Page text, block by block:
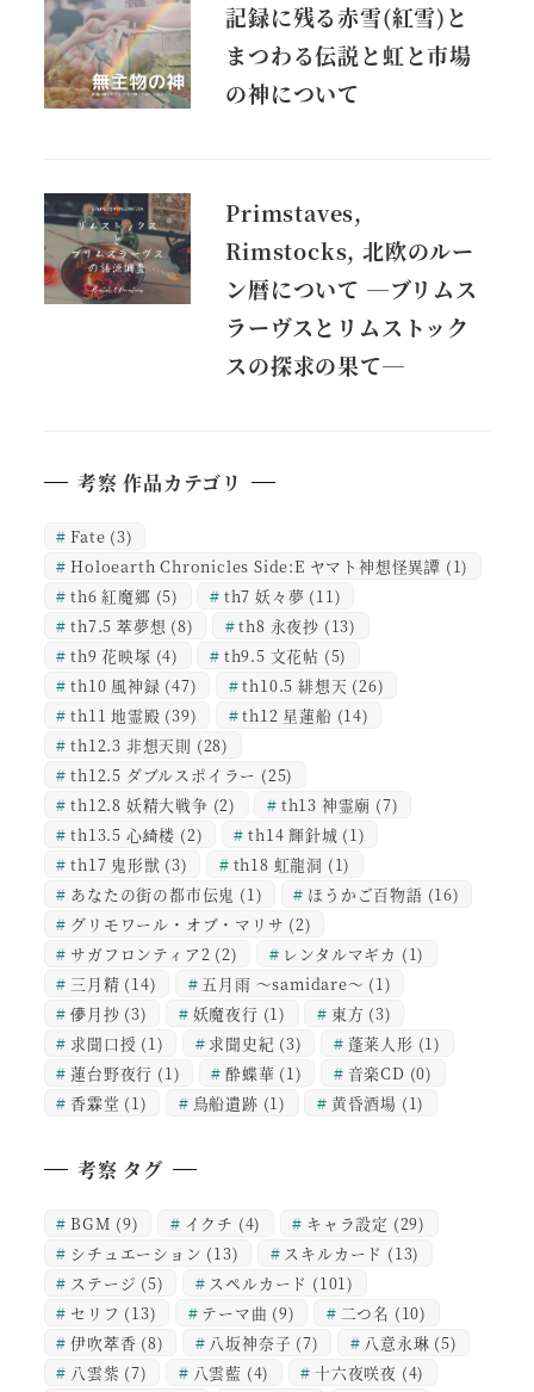
記録に残る赤雪(紅雪)と
まつわる伝説と虹と市場
の神について
Primstaves,
Rimstocks, 北欧のルー
ン暦について ―ブリムス
ラーヴスとリムストック
スの探求の果て―
考察 作品カテゴリ
Fate (3)
Holoearth Chronicles Side:E ヤマト神想怪異譚 (1)
th6 紅魔郷 (5) th7 妖々夢 (11)
th7.5 萃夢想 (8) th8 永夜抄 (13)
th9 花映塚 (4) th9.5 文花帖 (5)
th10 風神録 (47) th10.5 緋想天 (26)
th11 地霊殿 (39) th12 星蓮船 (14)
th12.3 非想天則 (28)
th12.5 ダブルスポイラー (25)
th12.8 妖精大戦争 (2) th13 神霊廟 (7)
th13.5 心綺楼 (2) th14 輝針城 (1)
th17 鬼形獣 (3) th18 虹龍洞 (1)
あなたの街の都市伝鬼 (1) ほうかご百物語 (16)
グリモワール・オブ・マリサ (2)
サガフロンティア2 (2) レンタルマギカ (1)
三月精 (14) 五月雨 ～samidare～ (1)
儚月抄 (3) 妖魔夜行 (1) 東方 (3)
求聞口授 (1) 求聞史紀 (3) 蓬莱人形 (1)
蓮台野夜行 (1) 酔蝶華 (1) 音楽CD (0)
香霖堂 (1) 鳥船遺跡 (1) 黄昏酒場 (1)
考察 タグ
BGM (9) イクチ (4) キャラ設定 (29)
シチュエーション (13) スキルカード (13)
ステージ (5) スペルカード (101)
セリフ (13) テーマ曲 (9) 二つ名 (10)
伊吹萃香 (8) 八坂神奈子 (7) 八意永琳 (5)
八雲紫 (7) 八雲藍 (4) 十六夜咲夜 (4)